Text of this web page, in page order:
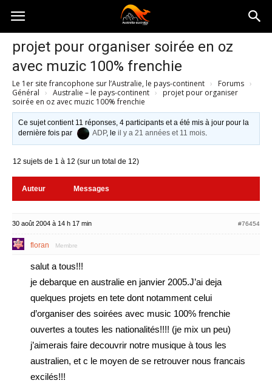
Australia-
australie.com
projet pour organiser soirée en oz
avec muzic 100% frenchie
Le 1er site francophone sur l’Australie, le pays-continent › Forums ›
Général › Australie – le pays-continent ›
projet pour organiser
soirée en oz avec muzic 100% frenchie
Ce sujet contient 11 réponses, 4 participants et a été mis à jour pour la
dernière fois par
ADP, leil y a 21 années et 11 mois.
12 sujets de 1 à 12 (sur un total de 12)
Auteur Messages
30 août 2004 à 14 h 17 min #76454
floran Membre
salut a tous!!!
je debarque en australie en janvier 2005.J’ai deja
quelques projets en tete dont notamment celui
d’organiser des soirées avec music 100% frenchie
ouvertes a toutes les nationalités!!!! (je mix un peu)
j’aimerais faire decouvrir notre musique à tous les
australien, et c le moyen de se retrouver nous francais
excilés!!!